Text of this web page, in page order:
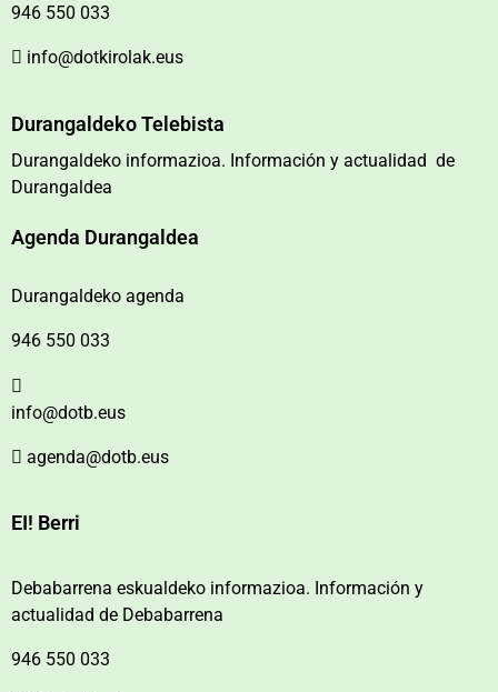
946 550 033
info@dotkirolak.eus
Durangaldeko Telebista
Durangaldeko informazioa. Información y actualidad de
Durangaldea
Agenda Durangaldea
Durangaldeko agenda
946 550 033
info@dotb.eus
agenda@dotb.eus
EI! Berri
Debabarrena eskualdeko informazioa. Información y
actualidad de Debabarrena
946 550 033